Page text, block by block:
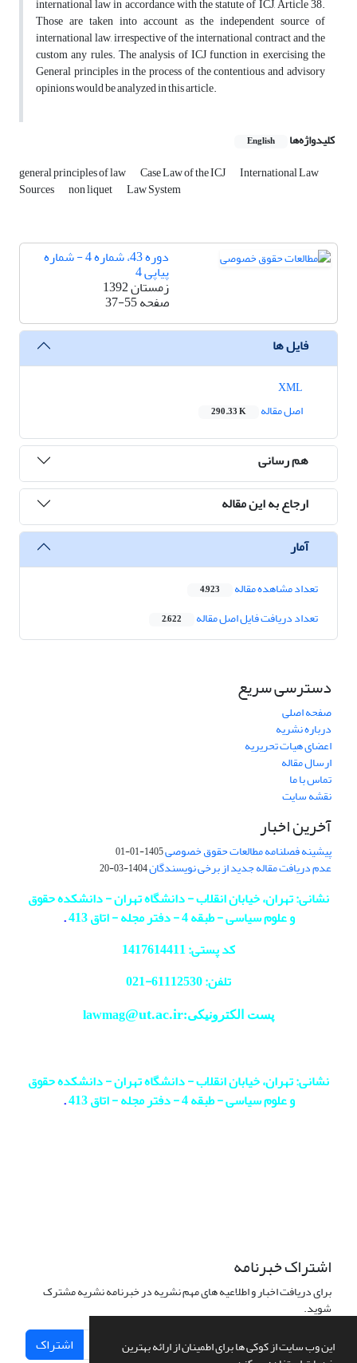
این وب سایت از کوکی ها برای اطمینان از ارائه بهترین
international law in accordance with the statute of ICJ, Article 38.
Those are taken into account as the independent source of
international law, irrespective of the international contract and the
custom any rules. The analysis of ICJ function in exercising the
General principles in the process of the contentious and advisory
opinions would be analyzed in this article.
کلیدواژه‌ها English
general principles of law Case Law of the ICJ International Law
Sources non liquet Law System
دوره 43، شماره 4 - شماره
پیاپی 4
زمستان 1392
صفحه37-55
فایل ها
اصل مقاله
290.33 K
هم رسانی
ارجاع به این مقاله
آمار
تعداد مشاهده مقاله 4,923
تعداد دریافت فایل اصل مقاله 2,622
دسترسی سریع
صفحه اصلی
درباره نشریه
اعضای هیات تحریریه
ارسال مقاله
تماس با ما
نقشه سایت
آخرین اخبار
پیشینه فصلنامه مطالعات حقوق خصوصی1405-01-01
عدم دریافت مقاله جدید از برخی نویسندگان1404-03-20
نشانی: تهران، خیابان انقلاب - دانشگاه تهران - دانشکده حقوق
و علوم سیاسی - طبقه 4 - دفتر مجله - اتاق 413
.
کد پستی: 1417614411
تلفن: 61112530-
021
پست الکترونیکی:lawmag@ut.ac.ir
نشانی: تهران، خیابان انقلاب - دانشگاه تهران - دانشکده حقوق
و علوم سیاسی - طبقه 4 - دفتر مجله - اتاق 413
.
اشتراک خبرنامه
برای دریافت اخبار و اطلاعیه های مهم نشریه در خبرنامه نشریه مشترک
شوید.
اشتراک